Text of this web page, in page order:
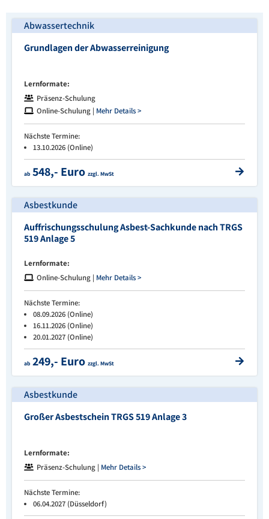
Abwassertechnik
Grundlagen der Abwasserreinigung
Lernformate:
Präsenz-Schulung
Online-Schulung | Mehr Details >
Nächste Termine:
13.10.2026 (Online)
ab 548,- Euro zzgl. MwSt
Asbestkunde
Auffrischungsschulung Asbest-Sachkunde nach TRGS
519 Anlage 5
Lernformate:
Online-Schulung | Mehr Details >
Nächste Termine:
08.09.2026 (Online)
16.11.2026 (Online)
20.01.2027 (Online)
ab 249,- Euro zzgl. MwSt
Asbestkunde
Großer Asbestschein TRGS 519 Anlage 3
Lernformate:
Präsenz-Schulung | Mehr Details >
Nächste Termine:
06.04.2027 (Düsseldorf)